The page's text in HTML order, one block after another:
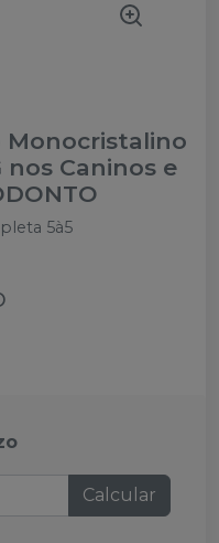
Monocristalino
Caninos e
5à5
Calcular